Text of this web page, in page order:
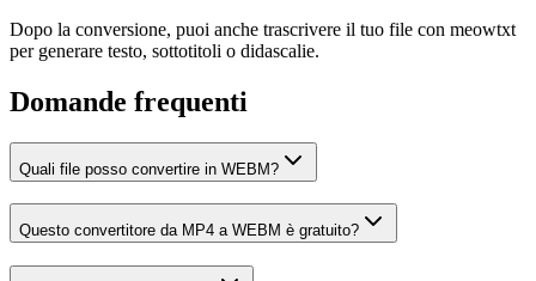
Dopo la conversione, puoi anche trascrivere il tuo file con meowtxt
per generare testo, sottotitoli o didascalie.
Domande frequenti
Quali file posso convertire in WEBM?
Questo convertitore da MP4 a WEBM è gratuito?